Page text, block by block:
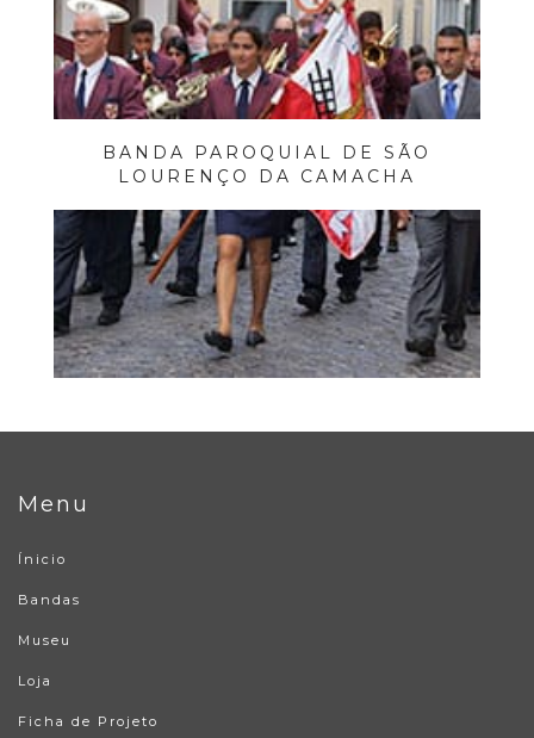
BANDA PAROQUIAL DE SÃO
LOURENÇO DA CAMACHA
Menu
Ínicio
Bandas
Museu
Loja
Ficha de Projeto